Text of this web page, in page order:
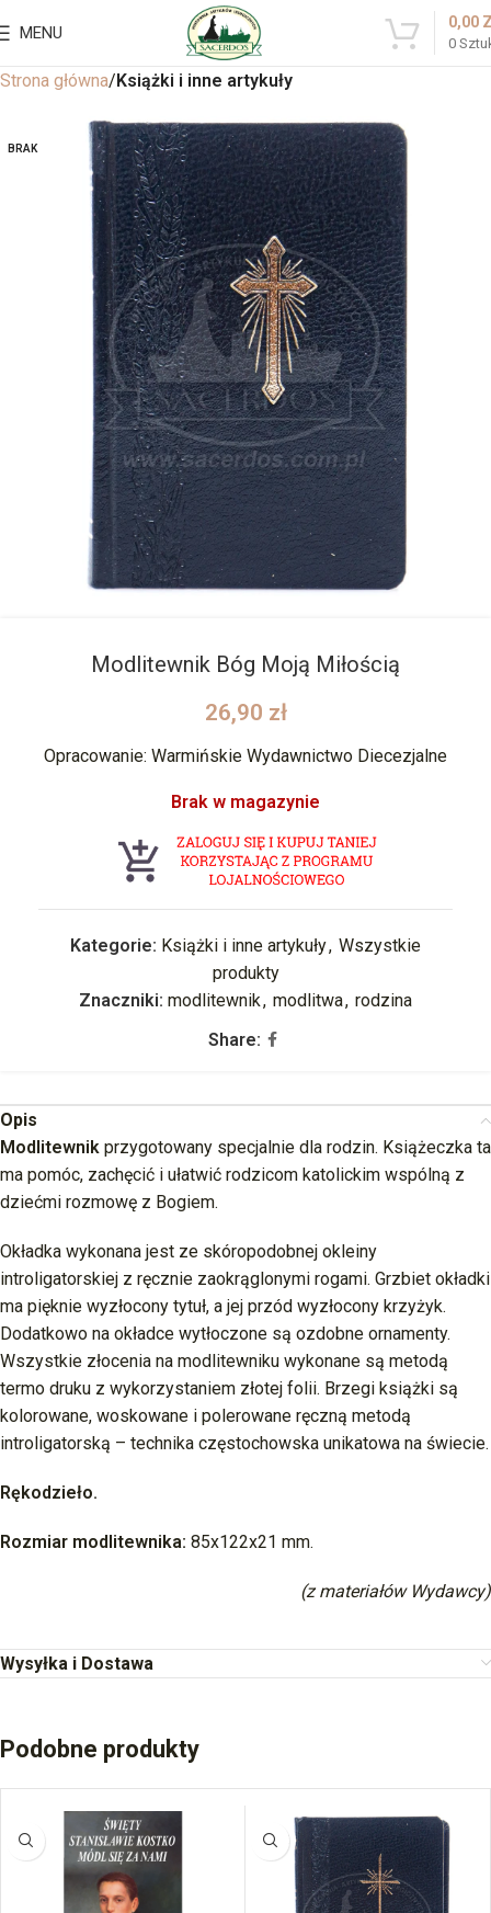
MENU
0
0,00
Strona główna Książki i inne artykuły
BRAK
Modlitewnik Bóg Moją Miłością
26,90 zł
Opracowanie: Warmińskie Wydawnictwo Diecezjalne
Brak w magazynie
Kategorie: Książki i inne artykuły, Wszystkie
produkty
Znaczniki: modlitewnik, modlitwa, rodzina
Share:
Opis
Modlitewnik przygotowany specjalnie dla rodzin. Książeczka ta
ma pomóc, zachęcić i ułatwić rodzicom katolickim wspólną z
dziećmi rozmowę z Bogiem.
Okładka wykonana jest ze skóropodobnej okleiny
introligatorskiej z ręcznie zaokrąglonymi rogami. Grzbiet okładki
ma pięknie wyzłocony tytuł, a jej przód wyzłocony krzyżyk.
Dodatkowo na okładce wytłoczone są ozdobne ornamenty.
Wszystkie złocenia na modlitewniku wykonane są metodą
termo druku z wykorzystaniem złotej folii. Brzegi książki są
kolorowane, woskowane i polerowane ręczną metodą
introligatorską – technika częstochowska unikatowa na świecie.
Rękodzieło.
Rozmiar modlitewnika: 85x122x21 mm.
(z materiałów Wydawcy)
Wysyłka i Dostawa
Podobne produkty
BRAK